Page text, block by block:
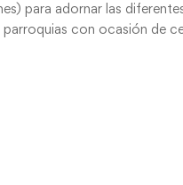
para adornar las
con ocasión de